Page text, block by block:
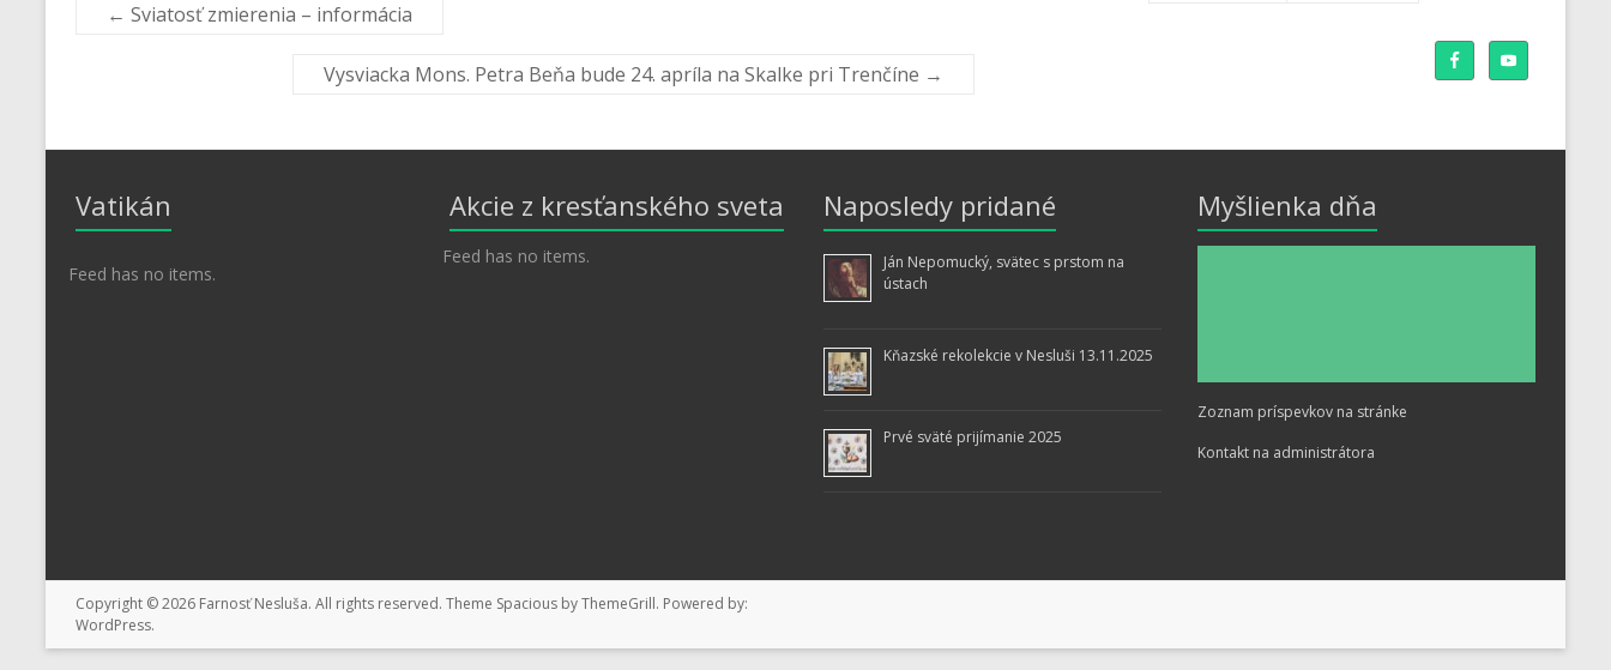
← Sviatosť zmierenia – informácia
Vysviacka Mons. Petra Beňa bude 24. apríla na Skalke pri Trenčíne →
Vatikán
Feed has no items.
Akcie z kresťanského sveta
Feed has no items.
Naposledy pridané
Ján Nepomucký, svätec s prstom na
ústach
Kňazské rekolekcie v Nesluši 13.11.2025
Prvé sväté prijímanie 2025
Myšlienka dňa
Zoznam príspevkov na stránke
Kontakt na administrátora
Copyright © 2026 Farnosť Nesluša. All rights reserved. Theme Spacious by ThemeGrill. Powered by:
WordPress.